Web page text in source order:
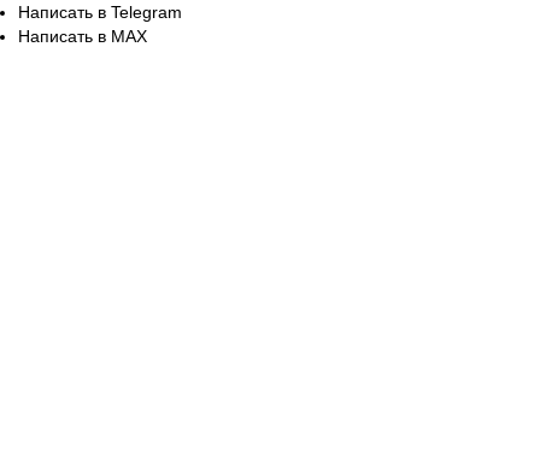
Написать в Telegram
Написать в MAX